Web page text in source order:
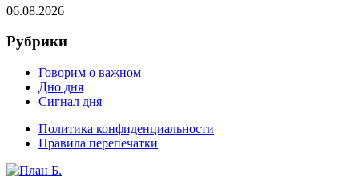
06.08.2026
Рубрики
Говорим о важном
Дно дня
Сигнал дня
Политика конфиденциальности
Правила перепечатки